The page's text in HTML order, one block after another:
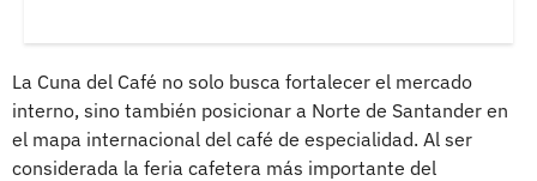
La Cuna del Café no solo busca fortalecer el mercado
interno, sino también posicionar a Norte de Santander en
el mapa internacional del café de especialidad. Al ser
considerada la feria cafetera más importante del